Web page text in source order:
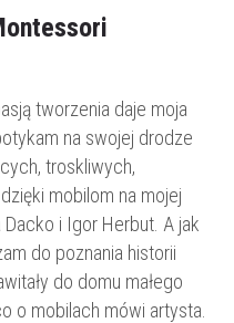
tworzenia daje moja
na swojej drodze
troskliwych,
mobilom na mojej
Dacko i Igor Herbut. A jak
do poznania historii
do domu małego
o mobilach mówi artysta.